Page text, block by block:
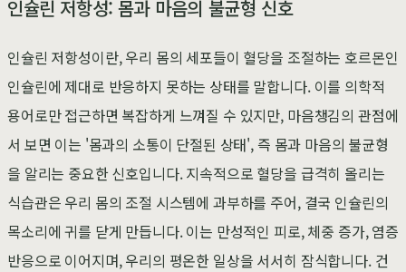
인슐린 저항성: 몸과 마음의 불균형 신호
인슐린 저항성이란, 우리 몸의 세포들이 혈당을 조절하는 호르몬인
인슐린에 제대로 반응하지 못하는 상태를 말합니다. 이를 의학적
용어로만 접근하면 복잡하게 느껴질 수 있지만, 마음챙김의 관점에
서 보면 이는 '몸과의 소통이 단절된 상태', 즉 몸과 마음의 불균형
을 알리는 중요한 신호입니다. 지속적으로 혈당을 급격히 올리는
식습관은 우리 몸의 조절 시스템에 과부하를 주어, 결국 인슐린의
목소리에 귀를 닫게 만듭니다. 이는 만성적인 피로, 체중 증가, 염증
반응으로 이어지며, 우리의 평온한 일상을 서서히 잠식합니다. 건